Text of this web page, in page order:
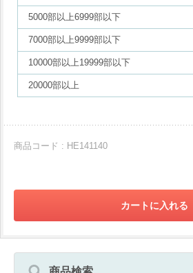
5000部以上6999部以下
7000部以上9999部以下
10000部以上19999部以下
20000部以上
商品コード : HE141140